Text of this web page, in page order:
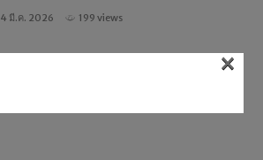
4 มี.ค. 2026 199 views
×